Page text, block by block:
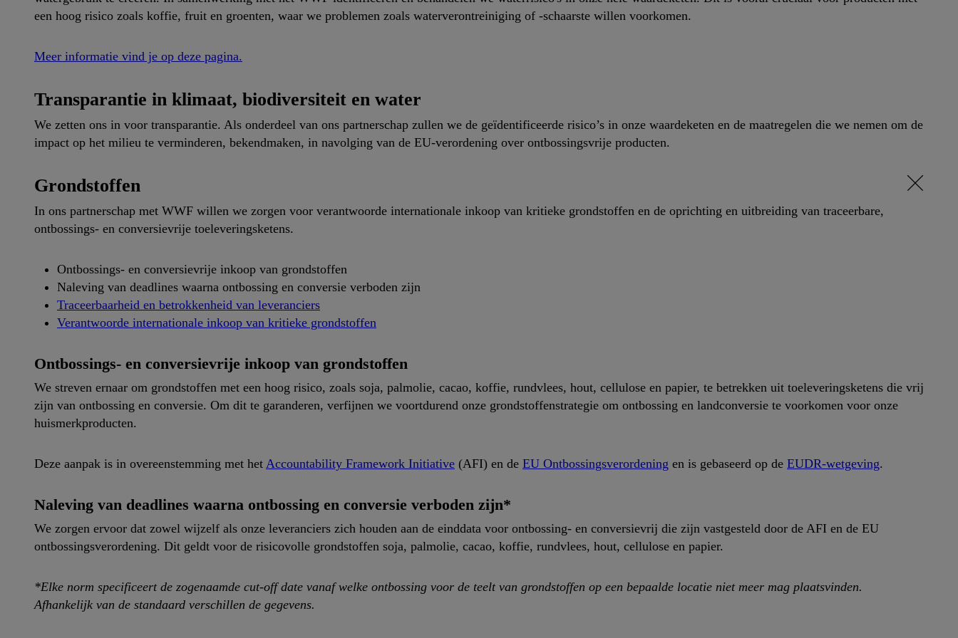
een hoog risico zoals koffie, fruit en groenten, waar we problemen zoals waterverontreiniging of -schaarste willen voorkomen.
Meer informatie vind je op deze pagina.
Transparantie in klimaat, biodiversiteit en water
We zetten ons in voor transparantie. Als onderdeel van ons partnerschap zullen we de geïdentificeerde risico’s in onze waardeketen en de maatregelen die we nemen om de
impact op het milieu te verminderen, bekendmaken, in navolging van de EU-verordening over ontbossingsvrije producten.
Grondstoffen
In ons partnerschap met WWF willen we zorgen voor verantwoorde internationale inkoop van kritieke grondstoffen en de oprichting en uitbreiding van traceerbare,
ontbossings- en conversievrije toeleveringsketens.
Ontbossings- en conversievrije inkoop van grondstoffen
Naleving van deadlines waarna ontbossing en conversie verboden zijn
Traceerbaarheid en betrokkenheid van leveranciers
Verantwoorde internationale inkoop van kritieke grondstoffen
Ontbossings- en conversievrije inkoop van grondstoffen
We streven ernaar om grondstoffen met een hoog risico, zoals soja, palmolie, cacao, koffie, rundvlees, hout, cellulose en papier, te betrekken uit toeleveringsketens die vrij
zijn van ontbossing en conversie. Om dit te garanderen, verfijnen we voortdurend onze grondstoffenstrategie om ontbossing en landconversie te voorkomen voor onze
huismerkproducten.
Deze aanpak is in overeenstemming met het Accountability Framework Initiative (AFI) en de EU Ontbossingsverordening en is gebaseerd op de EUDR-wetgeving.
Naleving van deadlines waarna ontbossing en conversie verboden zijn*
We zorgen ervoor dat zowel wijzelf als onze leveranciers zich houden aan de einddata voor ontbossing- en conversievrij die zijn vastgesteld door de AFI en de EU
ontbossingsverordening. Dit geldt voor de risicovolle grondstoffen soja, palmolie, cacao, koffie, rundvlees, hout, cellulose en papier.
*Elke norm specificeert de zogenaamde cut-off date vanaf welke ontbossing voor de teelt van grondstoffen op een bepaalde locatie niet meer mag plaatsvinden.
Afhankelijk van de standaard verschillen de gegevens.